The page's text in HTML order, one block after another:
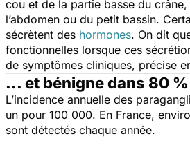
cou et de la partie basse du
l’abdomen ou du petit bassin.
sécrètent des hormones. On dit
fonctionnelles lorsque ces
de symptômes cliniques, précise
... et bénigne dans 80
L’incidence annuelle des
un pour 100 000. En France,
sont détectés chaque année.